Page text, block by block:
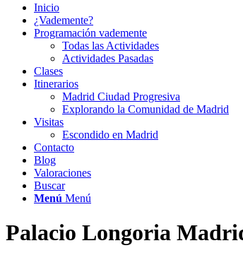
Inicio
¿Vademente?
Programación vademente
Todas las Actividades
Actividades Pasadas
Clases
Itinerarios
Madrid Ciudad Progresiva
Explorando la Comunidad de Madrid
Visitas
Escondido en Madrid
Contacto
Blog
Valoraciones
Buscar
Menú Menú
Palacio Longoria